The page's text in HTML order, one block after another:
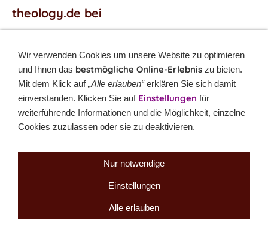
theology.de bei
... Twitter
Monatsrätsel
Rätseln & Gewinnen!
Über unsKontakt
Wir verwenden Cookies um unsere Website zu optimieren
und Ihnen das bestmögliche Online-Erlebnis zu bieten.
Mit dem Klick auf„Alle erlauben“erklären Sie sich damit
einverstanden. Klicken Sie auf Einstellungen für
weiterführende Informationen und die Möglichkeit, einzelne
Cookies zuzulassen oder sie zu deaktivieren.
Nur notwendige
Einstellungen
Alle erlauben